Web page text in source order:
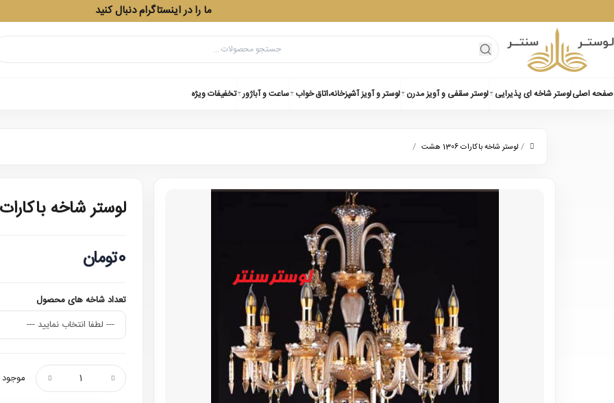
ما را در اینستاگرام دنبال کنید
صفحه اصلیلوستر شاخه ای پذیرایی لوستر سقفی و آویز مدرن لوستر و آویز آشپزخانه،اتاق خواب ساعت و آباژور تخفیفات ویژه
/ لوستر شاخه باکارات 1306 هشت /
لوستر شاخه باکارات 1306
0تومان
تعداد شاخه های محصول